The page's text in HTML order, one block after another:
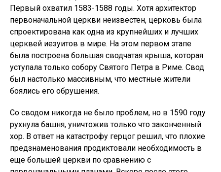
Первый охватил 1583-1588 годы. Хотя архитектор
первоначальной церкви неизвестен, церковь была
спроектирована как одна из крупнейших и лучших
церквей иезуитов в мире. На этом первом этапе
была построена большая сводчатая крыша, которая
уступала только собору Святого Петра в Риме. Свод
был настолько массивным, что местные жители
боялись его обрушения.
Со сводом никогда не было проблем, но в 1590 году
рухнула башня, уничтожив только что законченный
хор. В ответ на катастрофу герцог решил, что плохие
предзнаменования продиктовали необходимость в
еще большей церкви по сравнению с